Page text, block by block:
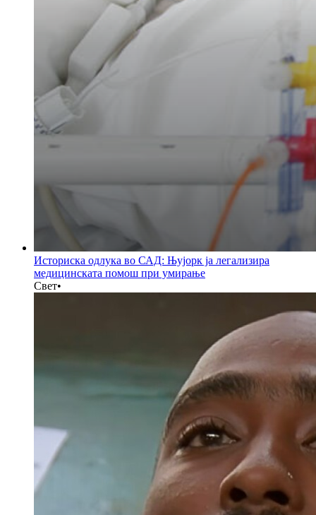
Историска одлука во САД: Њујорк ја легализира
медицинската помош при умирање
Свет•